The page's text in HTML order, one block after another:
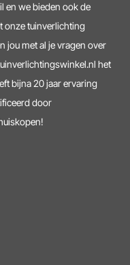
en we bieden ook de
onze tuinverlichting
jou met al je vragen over
het
bijna 20 jaar ervaring
door